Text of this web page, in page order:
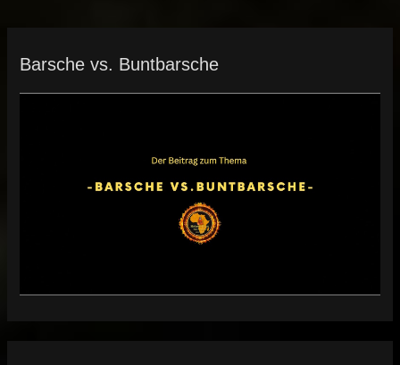
Barsche vs. Buntbarsche